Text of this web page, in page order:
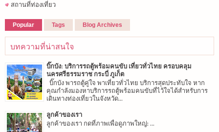
สถานที่ท่องเที่ยว
Popular Tags Blog Archives
บทความที่น่าสนใจ
บิ๊กบัง: บริการรถตู้พร้อมคนขับ เที่ยวทั่วไทย ครอบคลุม
นครศรีธรรมราช กระบี่ ภูเก็ต
บิ๊กบัง พารถตู้คู่ใจ พาเที่ยวทั่วไทย บริการสุดประทับใจ หาก
คุณกำลังมองหาบริการรถตู้พร้อมคนขับที่ไว้ใจได้สำหรับการ
เดินทางท่องเที่ยวในจังหวัด...
ลูกค้าของเรา
ลูกค้าของเรา กดที่ภาพเพื่อดูภาพใหญ่: ...